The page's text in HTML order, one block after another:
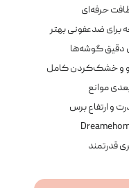
و خشک‌کردن کامل
و ارتفاع برس